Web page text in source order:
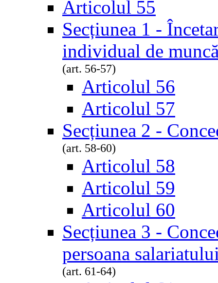
Articolul 55
Secțiunea 1 -
individual de
(art. 56-57)
Articolul 56
Articolul 57
Secțiunea 2 -
(art. 58-60)
Articolul 58
Articolul 59
Articolul 60
Secțiunea 3 -
persoana
(art. 61-64)